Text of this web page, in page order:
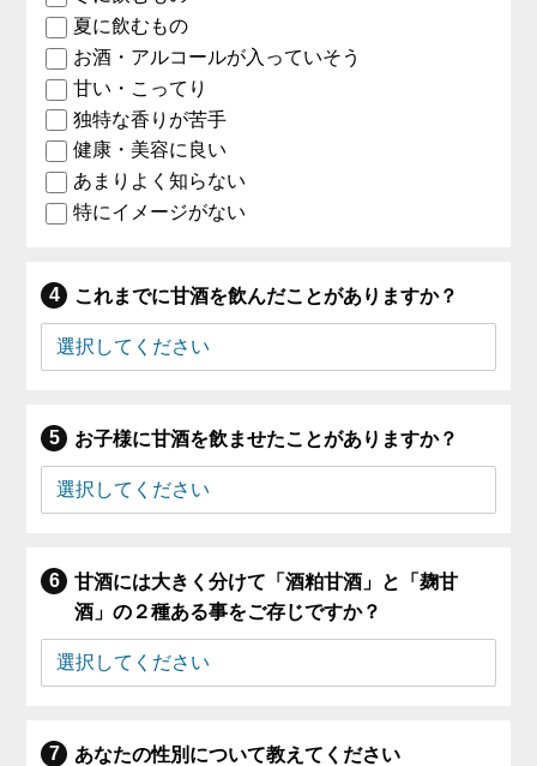
夏に飲むもの
お酒・アルコールが入っていそう
甘い・こってり
独特な香りが苦手
健康・美容に良い
あまりよく知らない
特にイメージがない
これまでに甘酒を飲んだことがありますか？
お子様に甘酒を飲ませたことがありますか？
甘酒には大きく分けて「酒粕甘酒」と「麹甘
酒」の２種ある事をご存じですか？
あなたの性別について教えてください